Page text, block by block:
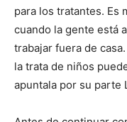
para los tratantes. Es
cuando la gente está
trabajar fuera de
la trata de niños
apuntala por su parte